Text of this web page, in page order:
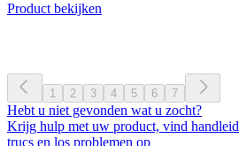
Product bekijken
1 2 3 4 5 6 7
Hebt u niet gevonden wat u zocht?
Krijg hulp met uw product, vind
trucs en los problemen op